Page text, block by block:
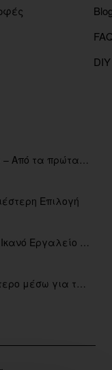
Η διαδρομή μας στο άτμισμα – Από τα πρώτα eGo έως τη σύγχρονη εποχή
Επιλογή
Το Ηλεκτρονικό Τσιγάρο Ένα Ικανό Εργαλείο για τη Διακοπή του Καπνίσματος
Το Ατμισμα Αποτελεσματικότερο μέσω για την διακοπή Καπνίσματος